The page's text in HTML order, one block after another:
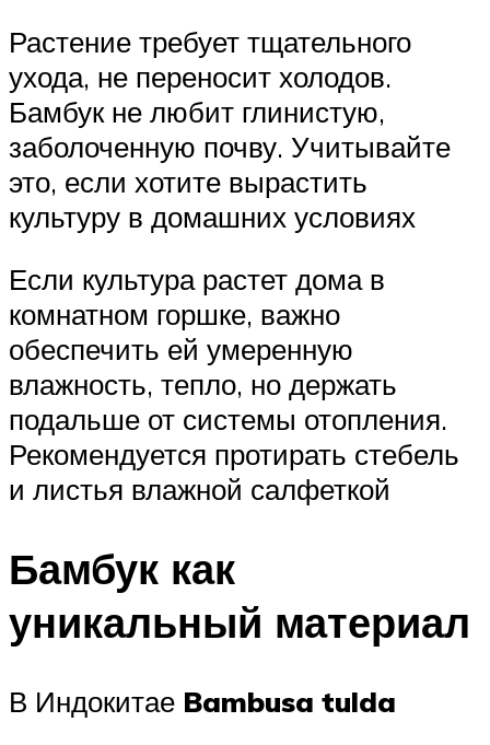
Растение требует тщательного
ухода, не переносит холодов.
Бамбук не любит глинистую,
заболоченную почву. Учитывайте
это, если хотите вырастить
культуру в домашних условиях
Если культура растет дома в
комнатном горшке, важно
обеспечить ей умеренную
влажность, тепло, но держать
подальше от системы отопления.
Рекомендуется протирать стебель
и листья влажной салфеткой
Бамбук как
уникальный материал
В Индокитае Bambusa tulda